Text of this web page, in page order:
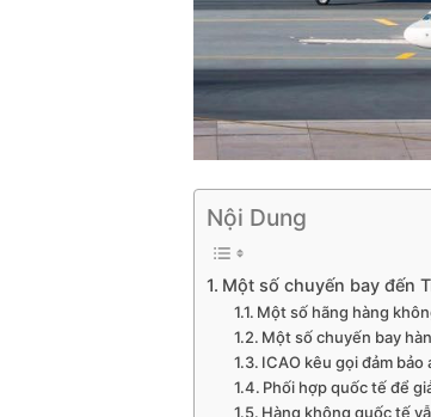
Nội Dung
Một số chuyến bay đến
Một số hãng hàng
Một số chuyến bay
ICAO kêu gọi đảm
Phối hợp quốc tế để
Hàng không quốc tế